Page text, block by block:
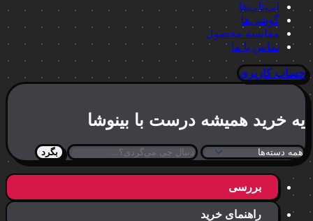
لپ‌تاپ‌ها
گوشی‌ها
مقایسه محصول
تماس با ما
حساب کاربری
یه خرید همیشه درست با بینوشا
بگرد
بررسی
راهنمای خرید